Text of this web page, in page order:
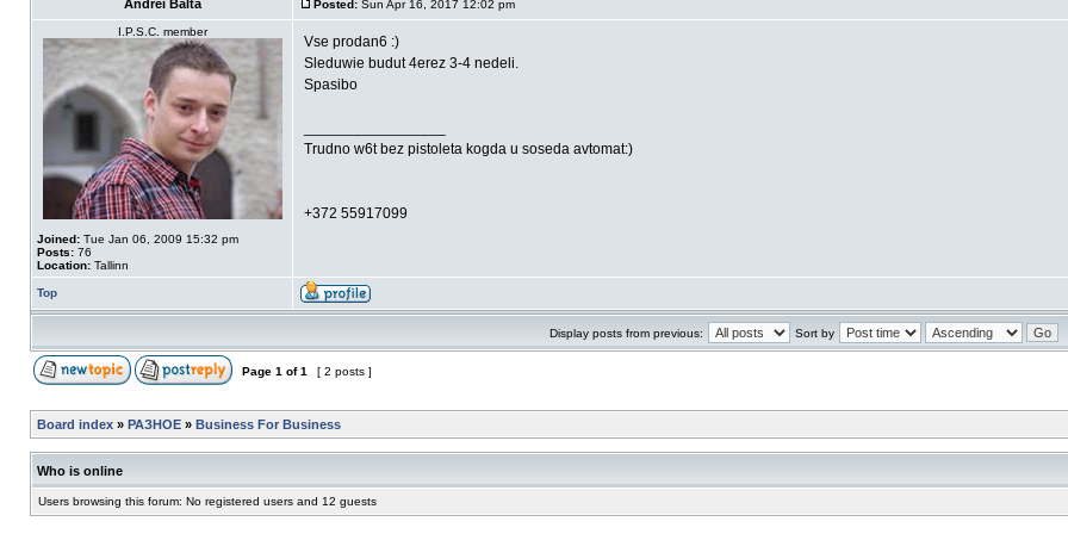
Andrei Balta Posted: Sun Apr 16, 2017 12:02 pm
I.P.S.C. member
Joined: Tue Jan 06, 2009 15:32 pm
Posts: 76
Location: Tallinn
Vse prodan6 :)
Sleduwie budut 4erez 3-4 nedeli.
Spasibo
Trudno w6t bez pistoleta kogda u soseda avtomat:)
+372 55917099
Top
Display posts from previous: Sort by
Page 1 of1 [ 2 posts ]
Board index » РАЗНОЕ » Business For Business
Who is online
Users browsing this forum: No registered users and 12 guests